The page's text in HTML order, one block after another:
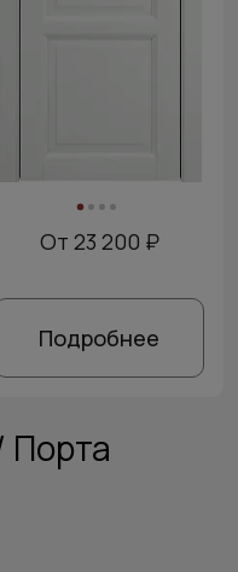
От 23 200 ₽
Подробнее
Порта